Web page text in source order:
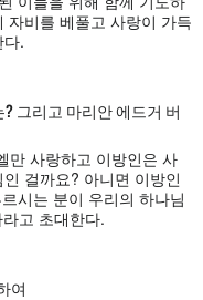
자비를 베풀고 사랑이 가득
.
그리고 마리안 에드거 버
만 사랑하고 이방인은 사
걸까요? 아니면 이방인
시는 분이 우리의 하나님
고 초대한다.
여